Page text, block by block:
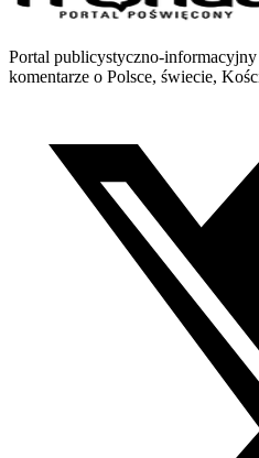
Portal publicystyczno-
komentarze o Polsce, świecie,